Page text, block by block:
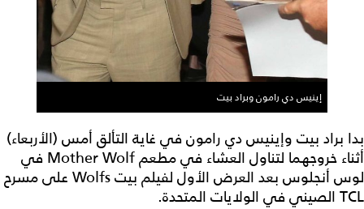
إينيس دي رامون وبراد بيت
بدا براد بيت وإينيس دي رامون في غاية التألق أمس (الأربعاء)
أثناء خروجهما لتناول العشاء في مطعم Mother Wolf في
لوس أنجلوس بعد العرض الأول لفيلم بيت Wolfs على مسرح
TCL الصيني في الولايات المتحدة.